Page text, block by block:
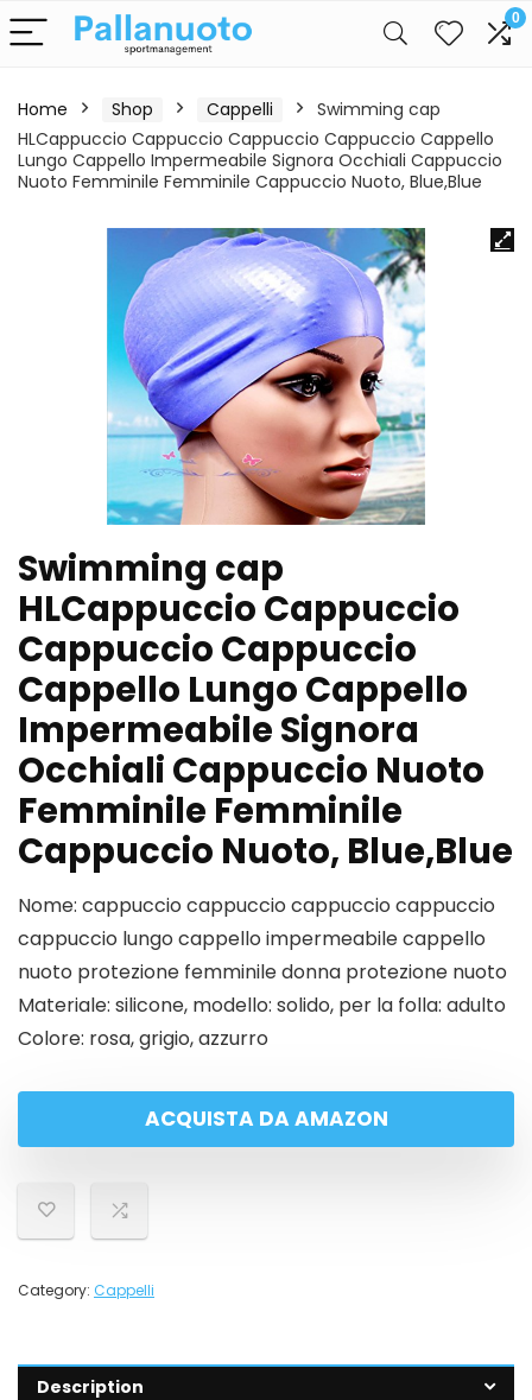
0
Home Shop Cappelli
Swimming cap
HLCappuccio Cappuccio Cappuccio Cappuccio Cappello
Lungo Cappello Impermeabile Signora Occhiali Cappuccio
Nuoto Femminile Femminile Cappuccio Nuoto, Blue,Blue
Swimming cap
HLCappuccio Cappuccio
Cappuccio Cappuccio
Cappello Lungo Cappello
Impermeabile Signora
Occhiali Cappuccio Nuoto
Femminile Femminile
Cappuccio Nuoto, Blue,Blue
Nome: cappuccio cappuccio cappuccio cappuccio
cappuccio lungo cappello impermeabile cappello
nuoto protezione femminile donna protezione nuoto
Materiale: silicone, modello: solido, per la folla: adulto
Colore: rosa, grigio, azzurro
ACQUISTA DA AMAZON
Category: Cappelli
Description